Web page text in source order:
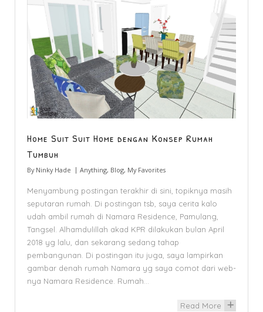
Home Suit Suit Home dengan Konsep Rumah
Tumbuh
By Ninky Hade Anything, Blog, My Favorites
Menyambung postingan terakhir di sini, topiknya masih
seputaran rumah. Di postingan tsb, saya cerita kalo
udah ambil rumah di Namara Residence, Pamulang,
Tangsel. Alhamdulillah akad KPR dilakukan bulan April
2018 yg lalu, dan sekarang sedang tahap
pembangunan. Di postingan itu juga, saya lampirkan
gambar denah rumah Namara yg saya comot dari web-
nya Namara Residence. Rumah…
Read More +